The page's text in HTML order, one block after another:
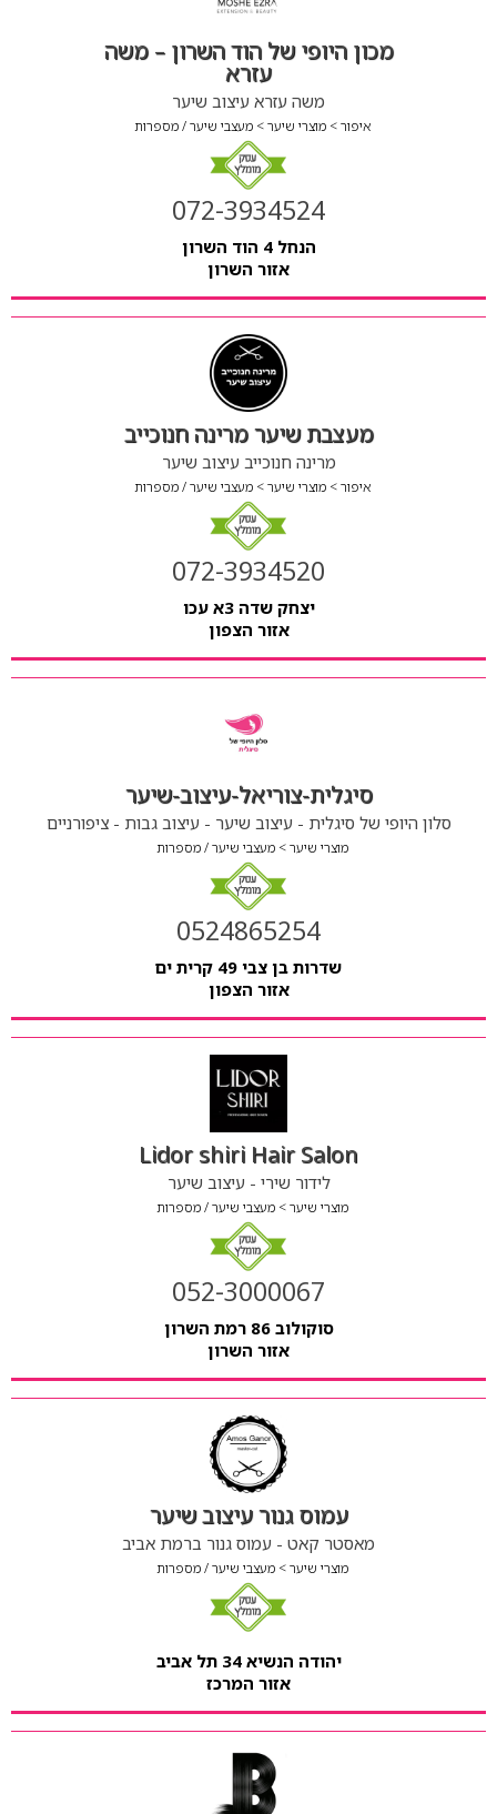
מכון היופי של הוד השרון – משה
עזרא
משה עזרא עיצוב שיער
איפור מוצרי שיער מעצבי שיער / מספרות
072-3934524
הנחל 4 הוד השרון
אזור השרון
מעצבת שיער מרינה חנוכייב
מרינה חנוכייב עיצוב שיער
איפור מוצרי שיער מעצבי שיער / מספרות
072-3934520
יצחק שדה 3א עכו
אזור הצפון
סיגלית-צוריאל-עיצוב-שיער
סלון היופי של סיגלית - עיצוב שיער - עיצוב גבות - ציפורניים
מוצרי שיער מעצבי שיער / מספרות
0524865254
שדרות בן צבי 49 קרית ים
אזור הצפון
Lidor shiri Hair Salon
לידור שירי - עיצוב שיער
מוצרי שיער מעצבי שיער / מספרות
052-3000067
סוקולוב 86 רמת השרון
אזור השרון
עמוס גנור עיצוב שיער
מאסטר קאט - עמוס גנור ברמת אביב
מוצרי שיער מעצבי שיער / מספרות
יהודה הנשיא 34 תל אביב
אזור המרכז